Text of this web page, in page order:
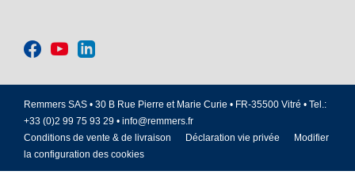
Remmers SAS • 30 B Rue Pierre et Marie Curie • FR-35500 Vitré • Tel.:
+33 (0)2 99 75 93 29 • info@remmers.fr
Conditions de vente & de livraison
Déclaration vie privée
Modifier
la configuration des cookies